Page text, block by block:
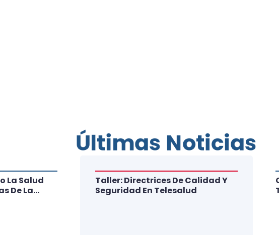
La Salud
De La
Taller: Directrices De Calidad Y
Seguridad En Telesalud
Últimas Noticias